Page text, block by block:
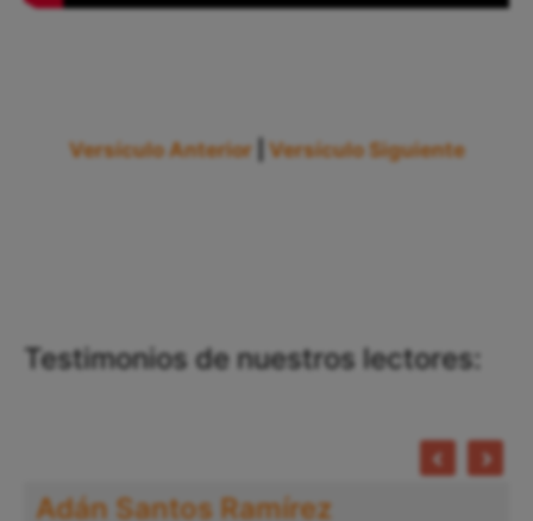
Versículo Anterior Versículo Siguiente
Testimonios de nuestros lectores:
Adán Santos Ramírez